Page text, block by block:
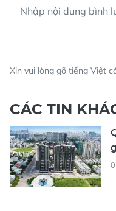
Xin vui lòng gõ tiếng Việt
CÁC TIN